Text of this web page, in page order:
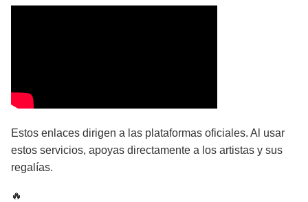
Estos enlaces dirigen a las plataformas oficiales. Al usar
estos servicios, apoyas directamente a los artistas y sus
regalías.
🔥